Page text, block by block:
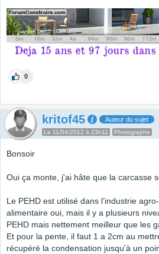
0
kritof45 Auteur du sujet
Le 11/04/2012 à 23h11 Photographe
Bonsoir
Oui ça monte, j'ai hâte que la carcasse
Le PEHD est utilisé dans l’industrie
alimentaire oui, mais il y a plusieurs
PEHD mais nettement meilleur que les
Et pour la pente, il faut 1 a 2cm au
récupéré la condensation jusqu'à un